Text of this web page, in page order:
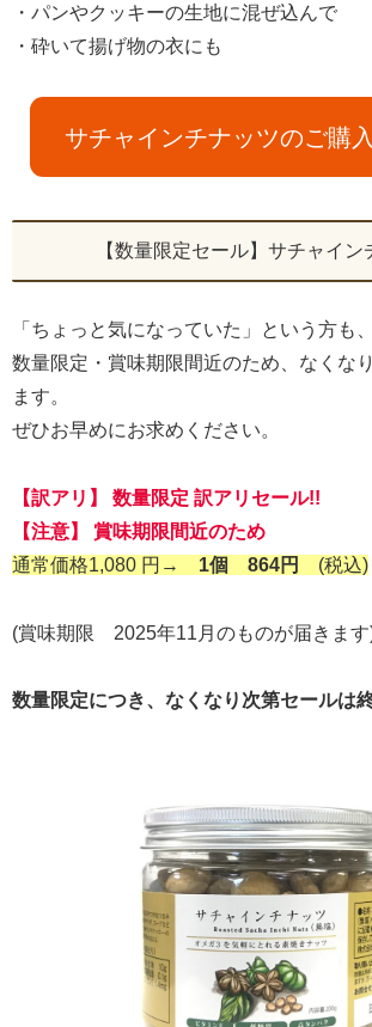
・パンやクッキーの生地に混ぜ込んで
・砕いて揚げ物の衣にも
サチャインチナッツのご購
【数量限定セール】サチャイン
「ちょっと気になっていた」という方も
数量限定・賞味期限間近のため、なくな
ます。
ぜひお早めにお求めください。
【訳アリ】 数量限定 訳アリセール!!
【注意】 賞味期限間近のため
通常価格1,080 円→ 1個 864円 (税込)
(賞味期限 2025年11月のものが届きま
数量限定につき、なくなり次第セールは